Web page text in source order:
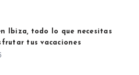
Ibiza, todo lo que necesitas
tus vacaciones